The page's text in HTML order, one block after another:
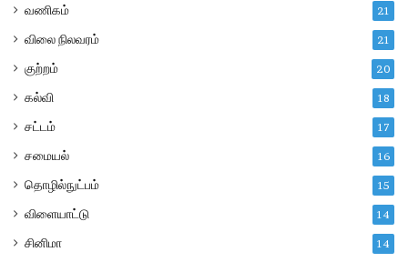
வணிகம் 21
விலை நிலவரம் 21
குற்றம் 20
கல்வி 18
சட்டம் 17
சமையல் 16
தொழில்நுட்பம் 15
விளையாட்டு 14
சினிமா 14